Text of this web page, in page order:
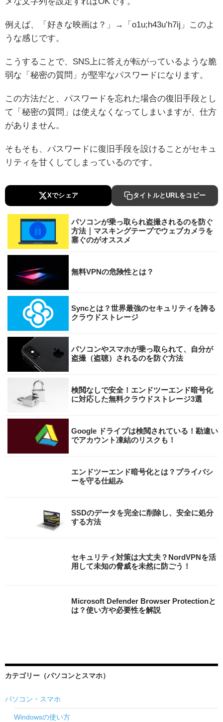
例えば、「好きな映画は？」→「o1u;h43u’h7ij」このよ
うな感じです。
こうすることで、SNS上に答えが転がっているような脆
弱な「秘密の質問」が堅牢なパスワードになります。
この方法だと、パスワードを忘れた場合の復旧手段とし
て「秘密の質問」は使えなくなってしまいますが、仕方
がありません。
そもそも、パスワードに復旧手段を設けることがセキュ
リティを甘くしてしまっているのです。
Xでシェア タイトルとURLをコピー
パソコンが乗っ取られ盗撮されるのを防ぐ
方法｜マスキングテープでウェブカメラを
塞ぐのがオススメ
無料VPNの危険性とは？
Syncとは？世界最強のセキュリティを誇る
クラウドストレージ
パソコンやスマホが乗っ取られて、自分が
盗撮（盗聴）されるのを防ぐ方法
検閲なしで安全！エンドツーエンド暗号化
に対応した無料クラウドストレージ3選
Google ドライブは検閲されている！勘違い
でアカウント凍結のリスクも！
エンドツーエンド暗号化とは？プライバシ
ーを守る仕組み
SSDのデータを完全に削除し、安全に処分
する方法
セキュリティ対策は大丈夫？NordVPNを活
用して未知の脅威を未然に防ごう！
Microsoft Defender Browser Protectionと
は？使い方や必要性を解説
カテゴリー（パソコンとスマホ）
パソコン・スマホ
Windowsの使い方